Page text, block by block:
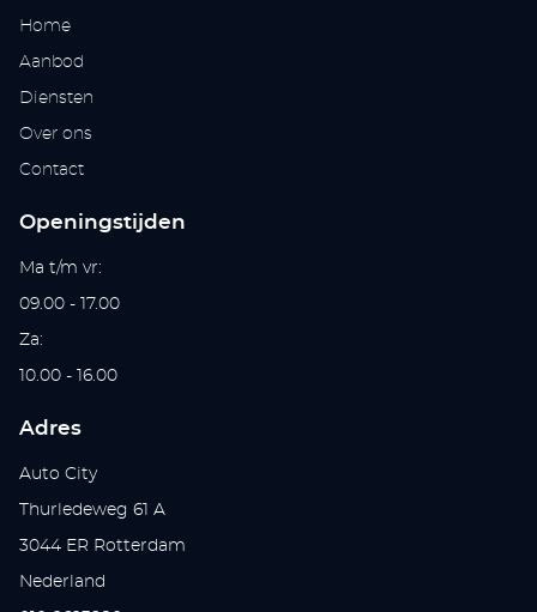
Home
Aanbod
Diensten
Over ons
Contact
Openingstijden
Ma t/m vr:
09.00 - 17.00
Za:
10.00 - 16.00
Adres
Auto City
Thurledeweg 61 A
3044 ER Rotterdam
Nederland